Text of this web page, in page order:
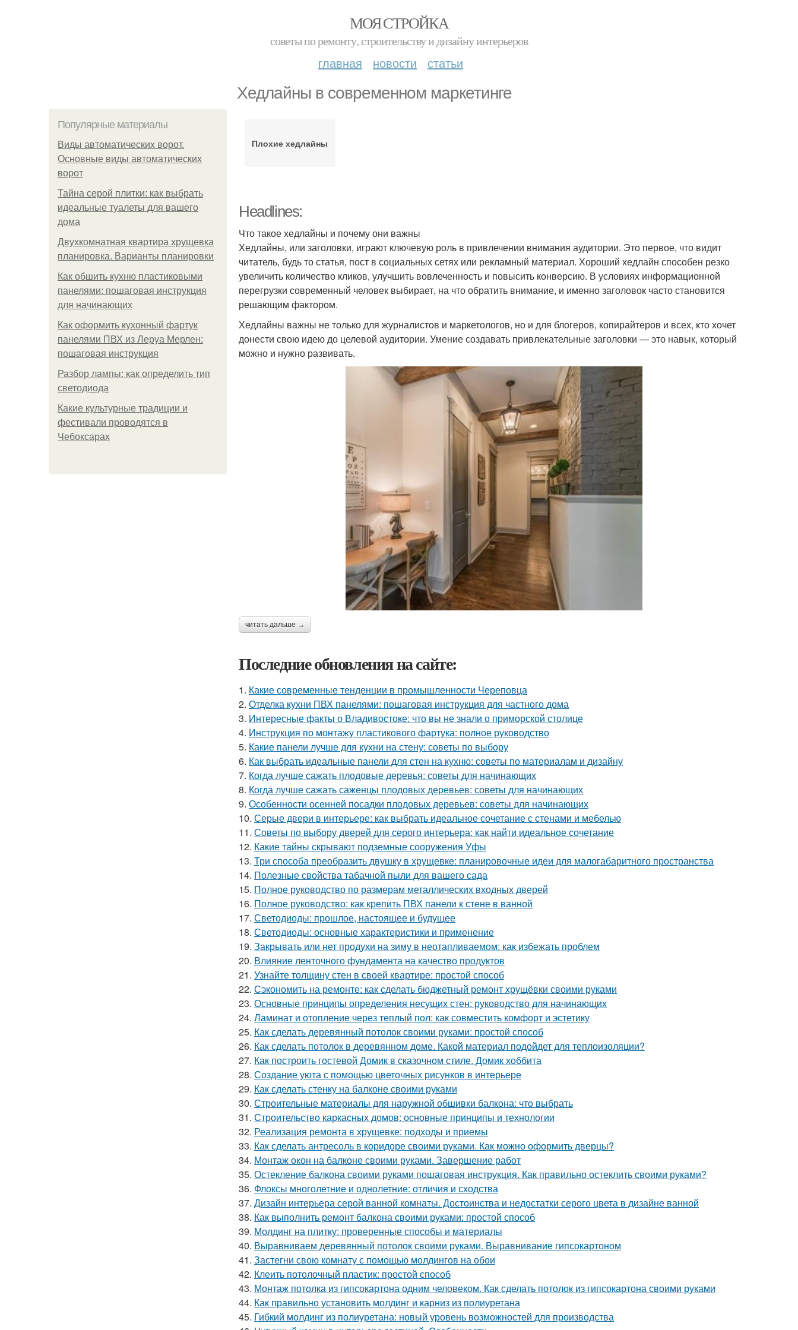
МОЯ СТРОЙКА
советы по ремонту, строительству и дизайну интерьеров
главная новости статьи
Хедлайны в современном маркетинге
Популярные материалы
Виды автоматических ворот.
Основные виды автоматических
ворот
Тайна серой плитки: как выбрать
идеальные туалеты для вашего
дома
Двухкомнатная квартира хрущевка
планировка. Варианты планировки
Как обшить кухню пластиковыми
панелями: пошаговая инструкция
для начинающих
Как оформить кухонный фартук
панелями ПВХ из Леруа Мерлен:
пошаговая инструкция
Разбор лампы: как определить тип
светодиода
Какие культурные традиции и
фестивали проводятся в
Чебоксарах
Плохие хедлайны
Headlines:
Что такое хедлайны и почему они важны
Хедлайны, или заголовки, играют ключевую роль в привлечении внимания аудитории. Это первое, что видит
читатель, будь то статья, пост в социальных сетях или рекламный материал. Хороший хедлайн способен резко
увеличить количество кликов, улучшить вовлеченность и повысить конверсию. В условиях информационной
перегрузки современный человек выбирает, на что обратить внимание, и именно заголовок часто становится
решающим фактором.
Хедлайны важны не только для журналистов и маркетологов, но и для блогеров, копирайтеров и всех, кто хочет
донести свою идею до целевой аудитории. Умение создавать привлекательные заголовки — это навык, который
можно и нужно развивать.
читать дальше →
Последние обновления на сайте:
1. Какие современные тенденции в промышленности Череповца
2. Отделка кухни ПВХ панелями: пошаговая инструкция для частного дома
3. Интересные факты о Владивостоке: что вы не знали о приморской столице
4. Инструкция по монтажу пластикового фартука: полное руководство
5. Какие панели лучше для кухни на стену: советы по выбору
6. Как выбрать идеальные панели для стен на кухню: советы по материалам и дизайну
7. Когда лучше сажать плодовые деревья: советы для начинающих
8. Когда лучше сажать саженцы плодовых деревьев: советы для начинающих
9. Особенности осенней посадки плодовых деревьев: советы для начинающих
10. Серые двери в интерьере: как выбрать идеальное сочетание с стенами и мебелью
11. Советы по выбору дверей для серого интерьера: как найти идеальное сочетание
12. Какие тайны скрывают подземные сооружения Уфы
13. Три способа преобразить двушку в хрущевке: планировочные идеи для малогабаритного пространства
14. Полезные свойства табачной пыли для вашего сада
15. Полное руководство по размерам металлических входных дверей
16. Полное руководство: как крепить ПВХ панели к стене в ванной
17. Светодиоды: прошлое, настоящее и будущее
18. Светодиоды: основные характеристики и применение
19. Закрывать или нет продухи на зиму в неотапливаемом: как избежать проблем
20. Влияние ленточного фундамента на качество продуктов
21. Узнайте толщину стен в своей квартире: простой способ
22. Сэкономить на ремонте: как сделать бюджетный ремонт хрущёвки своими руками
23. Основные принципы определения несущих стен: руководство для начинающих
24. Ламинат и отопление через теплый пол: как совместить комфорт и эстетику
25. Как сделать деревянный потолок своими руками: простой способ
26. Как сделать потолок в деревянном доме. Какой материал подойдет для теплоизоляции?
27. Как построить гостевой Домик в сказочном стиле. Домик хоббита
28. Создание уюта с помощью цветочных рисунков в интерьере
29. Как сделать стенку на балконе своими руками
30. Строительные материалы для наружной обшивки балкона: что выбрать
31. Строительство каркасных домов: основные принципы и технологии
32. Реализация ремонта в хрущевке: подходы и приемы
33. Как сделать антресоль в коридоре своими руками. Как можно оформить дверцы?
34. Монтаж окон на балконе своими руками. Завершение работ
35. Остекление балкона своими руками пошаговая инструкция. Как правильно остеклить своими руками?
36. Флоксы многолетние и однолетние: отличия и сходства
37. Дизайн интерьера серой ванной комнаты. Достоинства и недостатки серого цвета в дизайне ванной
38. Как выполнить ремонт балкона своими руками: простой способ
39. Молдинг на плитку: проверенные способы и материалы
40. Выравниваем деревянный потолок своими руками. Выравнивание гипсокартоном
41. Застегни свою комнату с помощью молдингов на обои
42. Клеить потолочный пластик: простой способ
43. Монтаж потолка из гипсокартона одним человеком. Как сделать потолок из гипсокартона своими руками
44. Как правильно установить молдинг и карниз из полиуретана
45. Гибкий молдинг из полиуретана: новый уровень возможностей для производства